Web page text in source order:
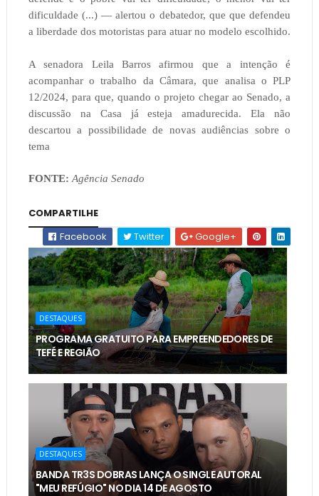
dificuldade (...) — alertou o debatedor, que que defendeu
a liberdade dos motoristas para atuar no modelo escolhido.
A senadora Leila Barros afirmou que a intenção é
acompanhar o trabalho da Câmara, que analisa o PLP
12/2024, para que, quando o projeto chegar ao Senado, a
discussão na Casa já esteja amadurecida. Ela não
descartou a possibilidade de novas audiências sobre o
tema
FONTE: Agência Senado
COMPARTILHE
Facebook
Twitter Google+
DESTAQUES
PROGRAMA GRATUITO PARA EMPREENDEDORES DE
TEFÉ E REGIÃO
DESTAQUES
BANDA TR3S DOBRAS LANÇA O SINGLE AUTORAL
"MEU REFÚGIO" NO DIA 14 DE AGOSTO